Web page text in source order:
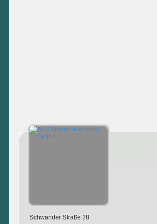
Schwander Straße 28